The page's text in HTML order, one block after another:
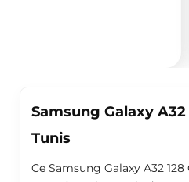
Samsung Galaxy A32
Tunis
Ce Samsung Galaxy A32